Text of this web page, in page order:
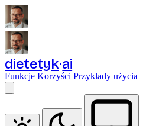
dietetyk ai
Funkcje Korzyści Przykłady użycia